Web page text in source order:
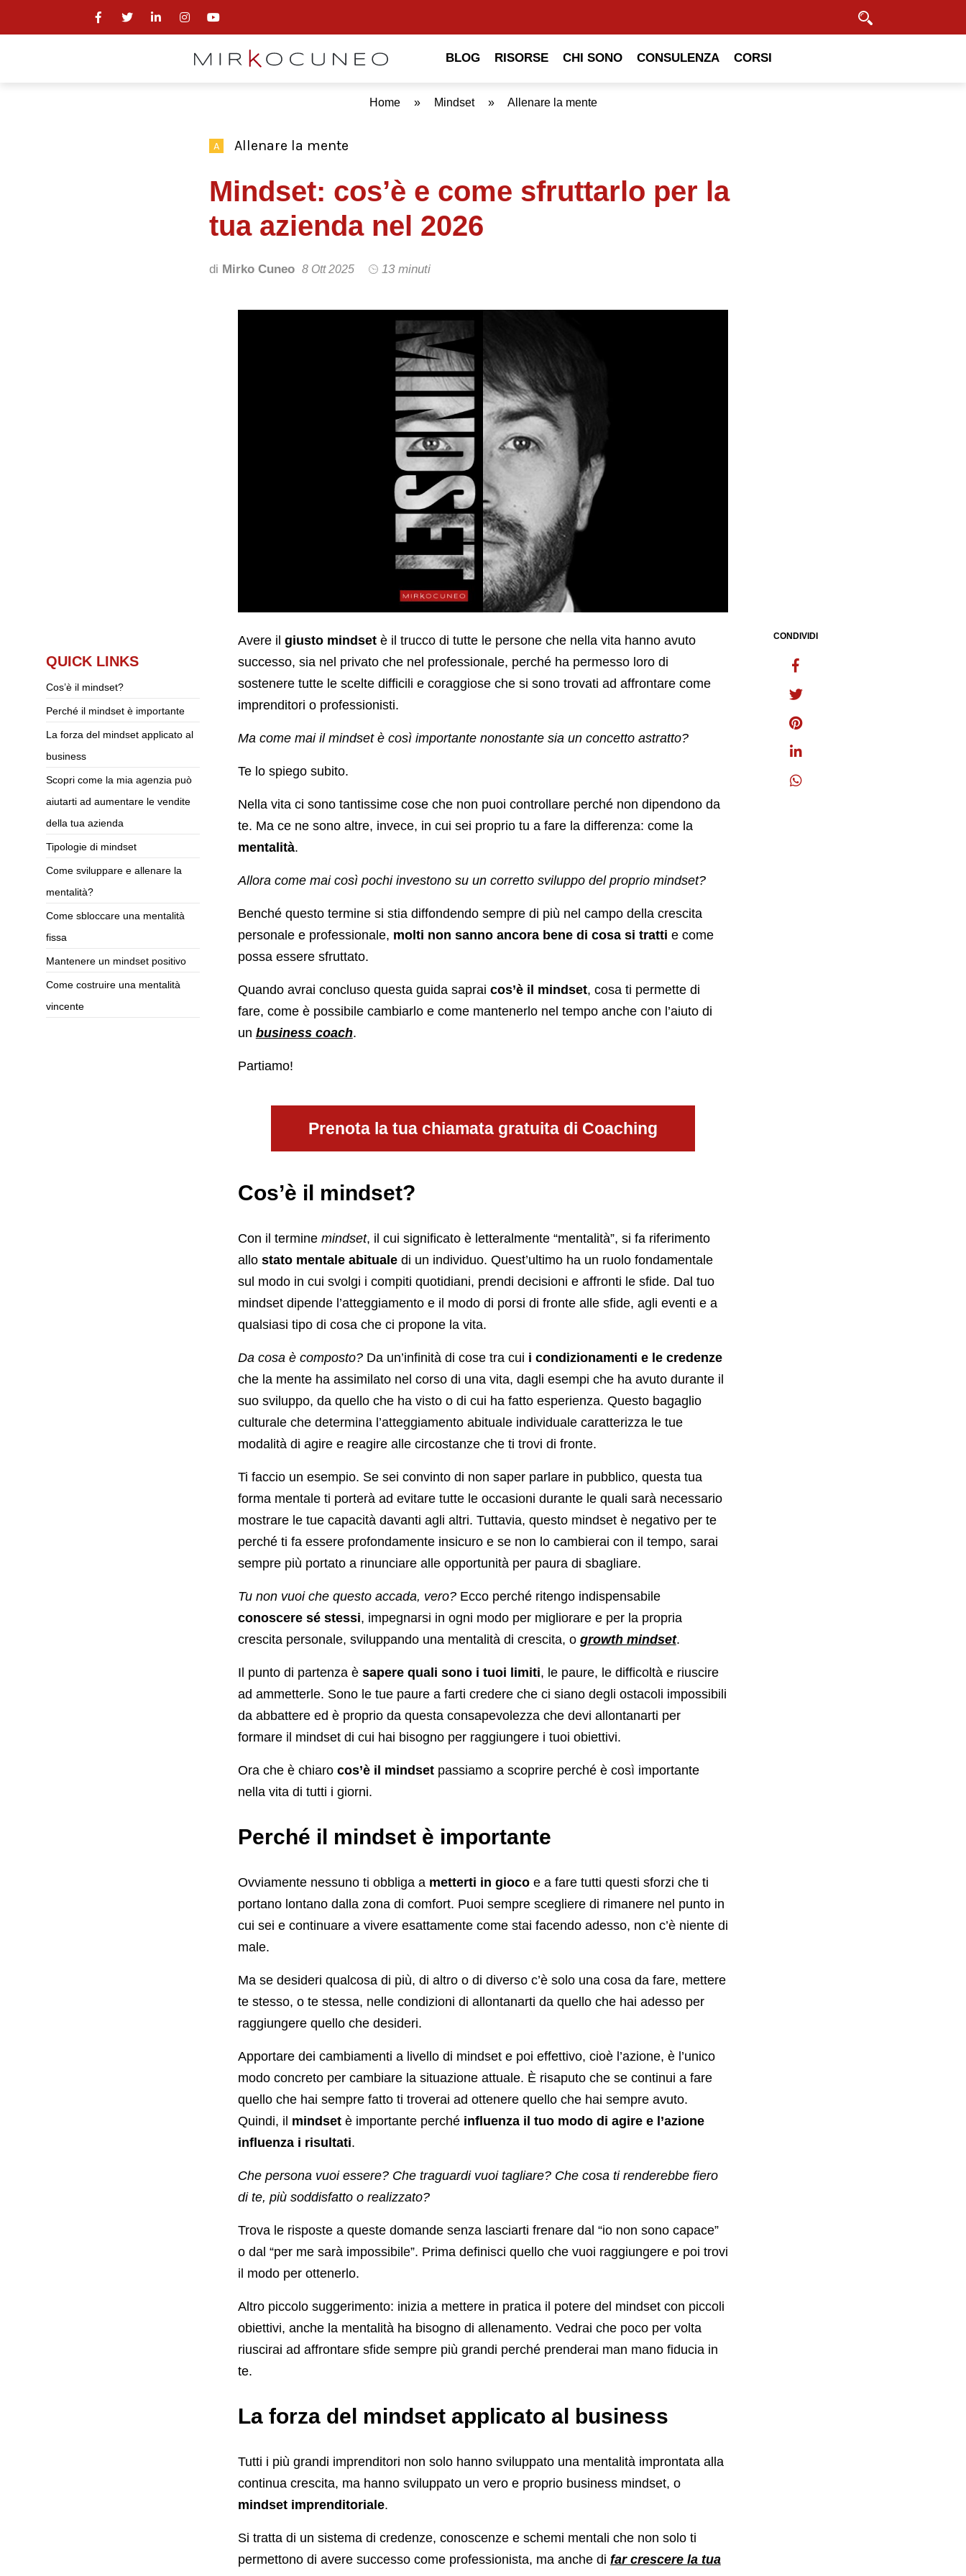
BLOG RISORSE CHI SONO CONSULENZA CORSI
Home » Mindset » Allenare la mente
A Allenare la mente
Mindset: cos’è e come sfruttarlo per la
tua azienda nel 2026
di Mirko Cuneo 8 Ott 2025 13 minuti
QUICK LINKS
Cos’è il mindset?
Perché il mindset è importante
La forza del mindset applicato al
business
Scopri come la mia agenzia può
aiutarti ad aumentare le vendite
della tua azienda
Tipologie di mindset
Come sviluppare e allenare la
mentalità?
Come sbloccare una mentalità
fissa
Mantenere un mindset positivo
Come costruire una mentalità
vincente
Avere il giusto mindsetè il trucco di tutte le persone che nella vita hanno avuto
successo, sia nel privato che nel professionale, perché ha permesso loro di
sostenere tutte le scelte difficili e coraggiose che si sono trovati ad affrontare come
imprenditori o professionisti.
Ma come mai il mindset è così importante nonostante sia un concetto astratto?
Te lo spiego subito.
Nella vita ci sono tantissime cose che non puoi controllare perché non dipendono da
te. Ma ce ne sono altre, invece, in cui sei proprio tu a fare la differenza: come la
mentalità.
Allora come mai così pochi investono su un corretto sviluppo del proprio mindset?
Benché questo termine si stia diffondendo sempre di più nel campo della crescita
personale e professionale, molti non sanno ancora bene di cosa si tratti e come
possa essere sfruttato.
Quando avrai concluso questa guida saprai cos’è il mindset, cosa ti permette di
fare, come è possibile cambiarlo e come mantenerlo nel tempo anche con l’aiuto di
un business coach.
Partiamo!
Prenota la tua chiamata gratuita di Coaching
Cos’è il mindset?
Con il termine mindset, il cui significato è letteralmente “mentalità”, si fa riferimento
allo stato mentale abitualedi un individuo. Quest’ultimo ha un ruolo fondamentale
sul modo in cui svolgi i compiti quotidiani, prendi decisioni e affronti le sfide. Dal tuo
mindset dipende l’atteggiamento e il modo di porsi di fronte alle sfide, agli eventi e a
qualsiasi tipo di cosa che ci propone la vita.
Da cosa è composto?Da un’infinità di cose tra cui i condizionamenti e le credenze
che la mente ha assimilato nel corso di una vita, dagli esempi che ha avuto durante il
suo sviluppo, da quello che ha visto o di cui ha fatto esperienza. Questo bagaglio
culturale che determina l’atteggiamento abituale individuale caratterizza le tue
modalità di agire e reagire alle circostanze che ti trovi di fronte.
Ti faccio un esempio. Se sei convinto di non saper parlare in pubblico, questa tua
forma mentale ti porterà ad evitare tutte le occasioni durante le quali sarà necessario
mostrare le tue capacità davanti agli altri. Tuttavia, questo mindset è negativo per te
perché ti fa essere profondamente insicuro e se non lo cambierai con il tempo, sarai
sempre più portato a rinunciare alle opportunità per paura di sbagliare.
Tu non vuoi che questo accada, vero?Ecco perché ritengo indispensabile
conoscere sé stessi, impegnarsi in ogni modo per migliorare e per la propria
crescita personale, sviluppando una mentalità di crescita, o growth mindset.
Il punto di partenza è sapere quali sono i tuoi limiti, le paure, le difficoltà e riuscire
ad ammetterle. Sono le tue paure a farti credere che ci siano degli ostacoli impossibili
da abbattere ed è proprio da questa consapevolezza che devi allontanarti per
formare il mindset di cui hai bisogno per raggiungere i tuoi obiettivi.
Ora che è chiaro cos’è il mindsetpassiamo a scoprire perché è così importante
nella vita di tutti i giorni.
Perché il mindset è importante
Ovviamente nessuno ti obbliga a metterti in giocoe a fare tutti questi sforzi che ti
portano lontano dalla zona di comfort. Puoi sempre scegliere di rimanere nel punto in
cui sei e continuare a vivere esattamente come stai facendo adesso, non c’è niente di
male.
Ma se desideri qualcosa di più, di altro o di diverso c’è solo una cosa da fare, mettere
te stesso, o te stessa, nelle condizioni di allontanarti da quello che hai adesso per
raggiungere quello che desideri.
Apportare dei cambiamenti a livello di mindset e poi effettivo, cioè l’azione, è l’unico
modo concreto per cambiare la situazione attuale. È risaputo che se continui a fare
quello che hai sempre fatto ti troverai ad ottenere quello che hai sempre avuto.
Quindi, il mindsetè importante perché influenza il tuo modo di agire e l’azione
influenza i risultati.
Che persona vuoi essere? Che traguardi vuoi tagliare? Che cosa ti renderebbe fiero
di te, più soddisfatto o realizzato?
Trova le risposte a queste domande senza lasciarti frenare dal “io non sono capace”
o dal “per me sarà impossibile”. Prima definisci quello che vuoi raggiungere e poi trovi
il modo per ottenerlo.
Altro piccolo suggerimento: inizia a mettere in pratica il potere del mindset con piccoli
obiettivi, anche la mentalità ha bisogno di allenamento. Vedrai che poco per volta
riuscirai ad affrontare sfide sempre più grandi perché prenderai man mano fiducia in
te.
La forza del mindset applicato al business
Tutti i più grandi imprenditori non solo hanno sviluppato una mentalità improntata alla
continua crescita, ma hanno sviluppato un vero e proprio business mindset, o
mindset imprenditoriale.
Si tratta di un sistema di credenze, conoscenze e schemi mentali che non solo ti
permettono di avere successo come professionista, ma anche di far crescere la tua
CONDIVIDI